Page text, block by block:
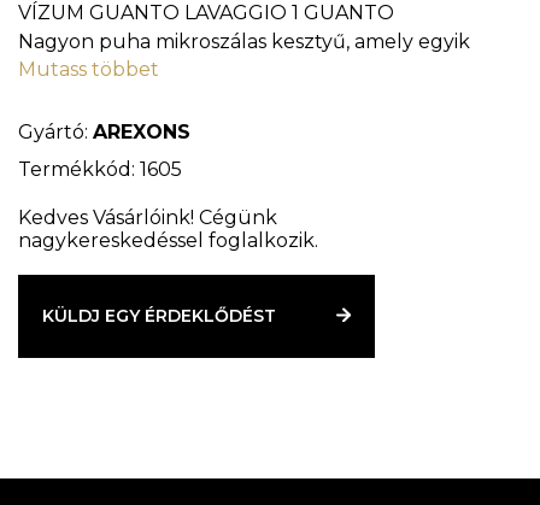
Mutass többet
VÍZUM GUANTO LAVAGGIO 1 GUANTO
Nagyon puha mikroszálas kesztyű, amely egyik
oldalán dúsan göndörített mikroszálból, másik
Két funkció: egyik oldala (sima) ideális üvegekhez és
fényvisszaverőkhöz, a másik oldala portörlő és
használható. Kiváló szívóerő. Mélyen tisztít, nem
hagy szöszöket.
Gyártó: AREXONS
Termékkód: 1605
Kedves Vásárlóink! Cégünk
nagykereskedéssel foglalkozik.
KÜLDJ EGY ÉRDEKLŐDÉST